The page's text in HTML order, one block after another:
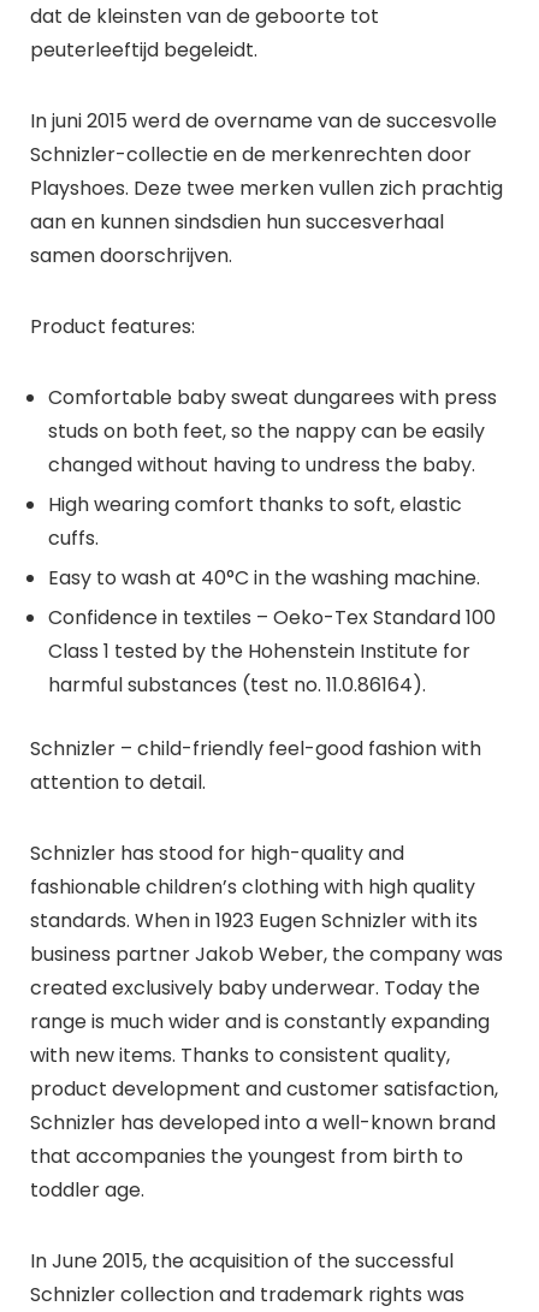
dat de kleinsten van de geboorte tot
peuterleeftijd begeleidt.
In juni 2015 werd de overname van de succesvolle
Schnizler-collectie en de merkenrechten door
Playshoes. Deze twee merken vullen zich prachtig
aan en kunnen sindsdien hun succesverhaal
samen doorschrijven.
Product features:
Comfortable baby sweat dungarees with press
studs on both feet, so the nappy can be easily
changed without having to undress the baby.
High wearing comfort thanks to soft, elastic
cuffs.
Easy to wash at 40°C in the washing machine.
Confidence in textiles – Oeko-Tex Standard 100
Class 1 tested by the Hohenstein Institute for
harmful substances (test no. 11.0.86164).
Schnizler – child-friendly feel-good fashion with
attention to detail.
Schnizler has stood for high-quality and
fashionable children’s clothing with high quality
standards. When in 1923 Eugen Schnizler with its
business partner Jakob Weber, the company was
created exclusively baby underwear. Today the
range is much wider and is constantly expanding
with new items. Thanks to consistent quality,
product development and customer satisfaction,
Schnizler has developed into a well-known brand
that accompanies the youngest from birth to
toddler age.
In June 2015, the acquisition of the successful
Schnizler collection and trademark rights was